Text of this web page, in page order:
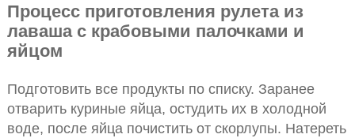
Процесс приготовления рулета из
лаваша с крабовыми палочками и
яйцом
Подготовить все продукты по списку. Заранее
отварить куриные яйца, остудить их в холодной
воде, после яйца почистить от скорлупы. Натереть